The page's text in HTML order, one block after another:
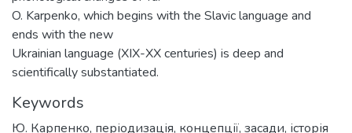
O. Karpenko, which begins with the Slavic language and
ends with the new
Ukrainian language (XIX-XX centuries) is deep and
scientifically substantiated.
Keywords
Ю. Карпенко, періодизація, концепції, засади, історія